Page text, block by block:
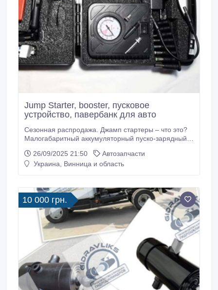
Jump Starter, booster, пусковое
устройство, павербанк для авто
Сезонная распродажа. Джамп стартеры – что это?
Mалогабаритный аккумуляторный пуско-зарядный
маленьких габаритах. Еще их называют booster, что
в переводе - ракетоноситель. Целевое его
26/09/2025 21:50
Автозапчасти
Украина, Винница и область
10 000 грн.